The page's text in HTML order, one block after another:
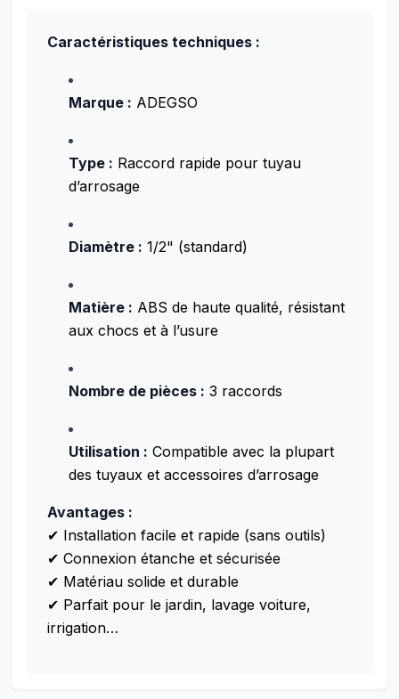
Caractéristiques techniques :
Marque : ADEGSO
Type : Raccord rapide pour tuyau
d’arrosage
Diamètre : 1/2" (standard)
Matière : ABS de haute qualité, résistant
aux chocs et à l’usure
Nombre de pièces : 3 raccords
Utilisation : Compatible avec la plupart
des tuyaux et accessoires d’arrosage
Avantages :
✔ Installation facile et rapide (sans outils)
✔ Connexion étanche et sécurisée
✔ Matériau solide et durable
✔ Parfait pour le jardin, lavage voiture,
irrigation…